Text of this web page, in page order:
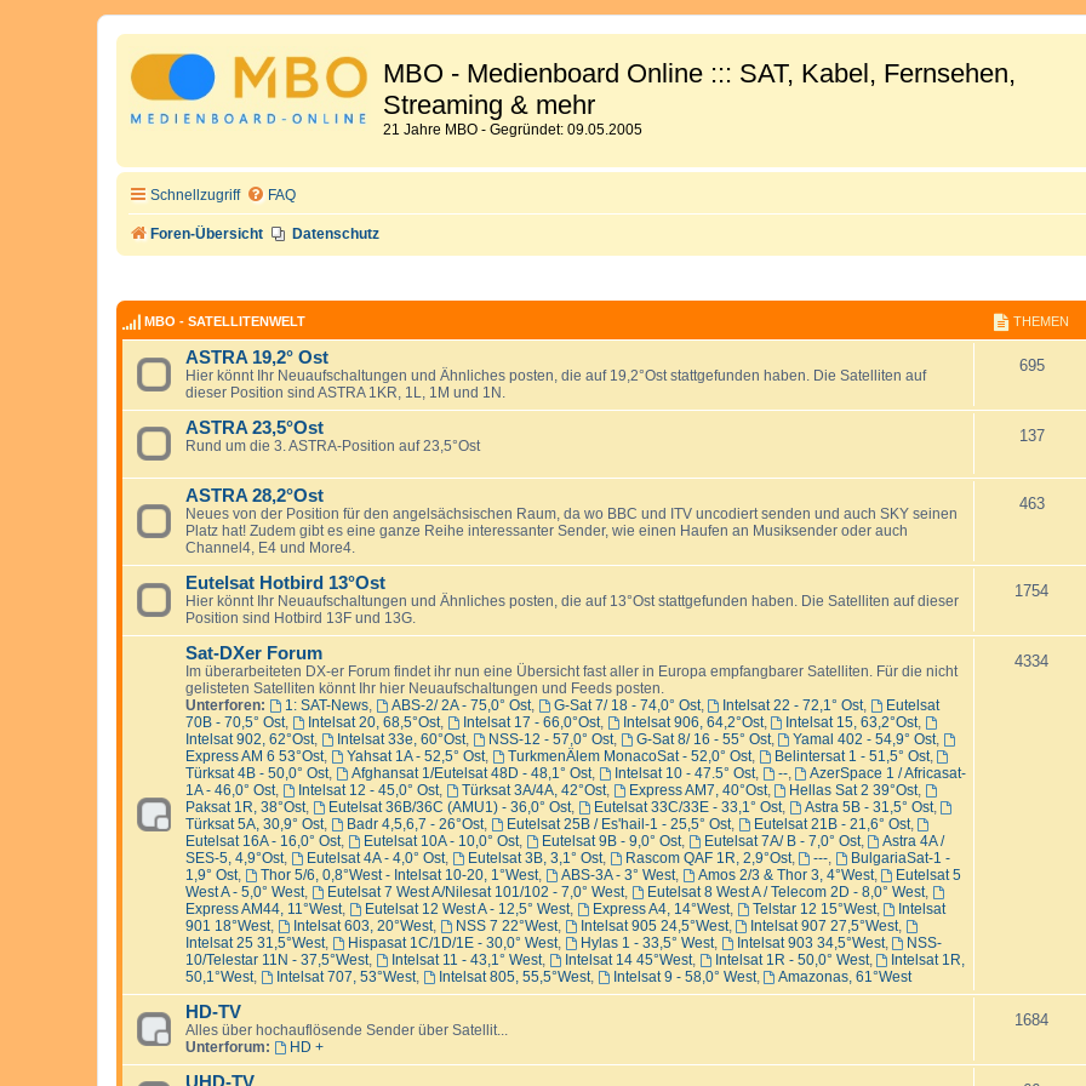
MBO - Medienboard Online ::: SAT, Kabel, Fernsehen,
Streaming & mehr
21 Jahre MBO - Gegründet: 09.05.2005
Schnellzugriff FAQ
Foren-Übersicht Datenschutz
MBO - SATELLITENWELT THEMEN
ASTRA 19,2° Ost
Hier könnt Ihr Neuaufschaltungen und Ähnliches posten, die auf 19,2°Ost stattgefunden haben. Die Satelliten auf
dieser Position sind ASTRA 1KR, 1L, 1M und 1N.
695T
e
e
ASTRA 23,5°Ost
Rund um die 3. ASTRA-Position auf 23,5°Ost
137T
e
ASTRA 28,2°Ost
Neues von der Position für den angelsächsischen Raum, da wo BBC und ITV uncodiert senden und auch SKY seinen
Platz hat! Zudem gibt es eine ganze Reihe interessanter Sender, wie einen Haufen an Musiksender oder auch
Channel4, E4 und More4.
463T
Eutelsat Hotbird 13°Ost
Hier könnt Ihr Neuaufschaltungen und Ähnliches posten, die auf 13°Ost stattgefunden haben. Die Satelliten auf dieser
Position sind Hotbird 13F und 13G.
1754T
e
Sat-DXer Forum
Im überarbeiteten DX-er Forum findet ihr nun eine Übersicht fast aller in Europa empfangbarer Satelliten. Für die nicht
gelisteten Satelliten könnt Ihr hier Neuaufschaltungen und Feeds posten.
Unterforen:
1: SAT-News, ABS-2/ 2A - 75,0° Ost, G-Sat 7/ 18 - 74,0° Ost, Intelsat 22 - 72,1° Ost,
Eutelsat
70B - 70,5° Ost, Intelsat 20, 68,5°Ost, Intelsat 17 - 66,0°Ost, Intelsat 906, 64,2°Ost, Intelsat 15, 63,2°Ost,
Intelsat 902, 62°Ost, Intelsat 33e, 60°Ost, NSS-12 - 57,0° Ost, G-Sat 8/ 16 - 55° Ost, Yamal 402 - 54,9° Ost,
Express AM 6 53°Ost, Yahsat 1A - 52,5° Ost, TurkmenÄlem MonacoSat - 52,0° Ost, Belintersat 1 - 51,5° Ost,
Türksat 4B - 50,0° Ost, Afghansat 1/Eutelsat 48D - 48,1° Ost, Intelsat 10 - 47.5° Ost, --,
AzerSpace 1 / Africasat-
1A - 46,0° Ost, Intelsat 12 - 45,0° Ost, Türksat 3A/4A, 42°Ost, Express AM7, 40°Ost, Hellas Sat 2 39°Ost,
Paksat 1R, 38°Ost, Eutelsat 36B/36C (AMU1) - 36,0° Ost, Eutelsat 33C/33E - 33,1° Ost, Astra 5B - 31,5° Ost,
Türksat 5A, 30,9° Ost, Badr 4,5,6,7 - 26°Ost, Eutelsat 25B / Es'hail-1 - 25,5° Ost, Eutelsat 21B - 21,6° Ost,
Eutelsat 16A - 16,0° Ost, Eutelsat 10A - 10,0° Ost, Eutelsat 9B - 9,0° Ost, Eutelsat 7A/ B - 7,0° Ost,
Astra 4A /
SES-5, 4,9°Ost, Eutelsat 4A - 4,0° Ost, Eutelsat 3B, 3,1° Ost, Rascom QAF 1R, 2,9°Ost, ---,
BulgariaSat-1 -
1,9° Ost, Thor 5/6, 0,8°West - Intelsat 10-20, 1°West, ABS-3A - 3° West, Amos 2/3 & Thor 3, 4°West,
Eutelsat 5
West A - 5,0° West, Eutelsat 7 West A/Nilesat 101/102 - 7,0° West, Eutelsat 8 West A / Telecom 2D - 8,0° West,
Express AM44, 11°West, Eutelsat 12 West A - 12,5° West, Express A4, 14°West, Telstar 12 15°West,
Intelsat
901 18°West, Intelsat 603, 20°West, NSS 7 22°West, Intelsat 905 24,5°West, Intelsat 907 27,5°West,
Intelsat 25 31,5°West, Hispasat 1C/1D/1E - 30,0° West, Hylas 1 - 33,5° West, Intelsat 903 34,5°West,
NSS-
10/Telestar 11N - 37,5°West, Intelsat 11 - 43,1° West, Intelsat 14 45°West, Intelsat 1R - 50,0° West,
Intelsat 1R,
50,1°West, Intelsat 707, 53°West, Intelsat 805, 55,5°West, Intelsat 9 - 58,0° West, Amazonas, 61°West
4334T
HD-TV
Alles über hochauflösende Sender über Satellit...
Unterforum:
HD +
1684T